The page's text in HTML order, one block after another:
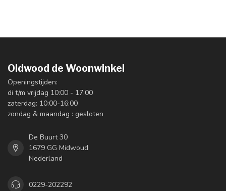
Oldwood de Woonwinkel
Openingstijden:
di t/m vrijdag 10:00 - 17:00
zaterdag: 10:00-16:00
zondag & maandag : gesloten
De Buurt 30
1679 GG Midwoud
Nederland
0229-202292